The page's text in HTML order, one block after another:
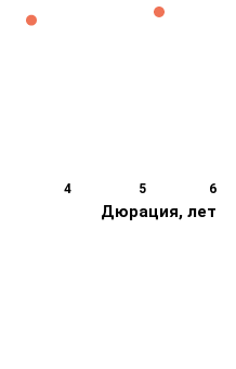
Дюрация, лет
4 5 6